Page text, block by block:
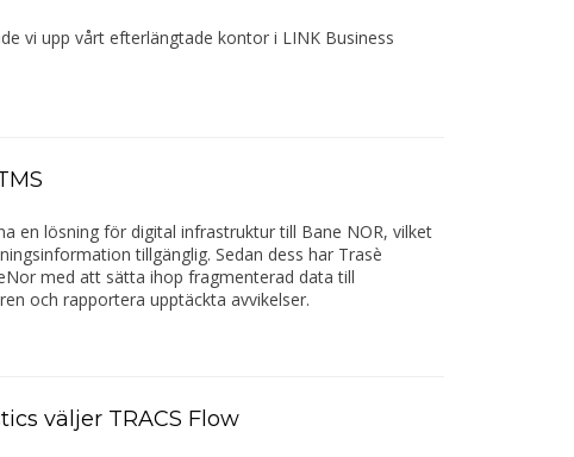
vi upp vårt efterlängtade kontor i LINK Business
en lösning för digital infrastruktur till Bane NOR, vilket
tillgänglig. Sedan dess har Trasè
med att sätta ihop fragmenterad data till
och rapportera upptäckta avvikelser.
väljer TRACS Flow